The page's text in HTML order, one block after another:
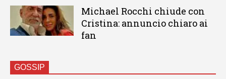
Michael Rocchi chiude con
Cristina: annuncio chiaro ai
fan
GOSSIP